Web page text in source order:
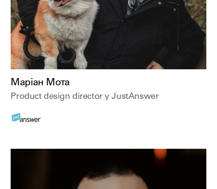
Маріан Мота
Product design director у JustAnswer